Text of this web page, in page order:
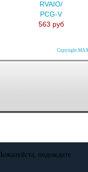
RVAIO/
PCG-V
563 руб
Copyright
подождите